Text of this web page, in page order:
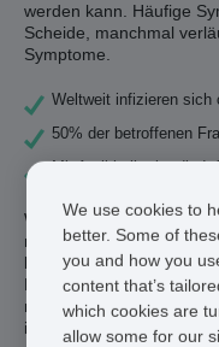
werden kann. Häufige
Scheide, manchmal
Symptome.
Weltweit infizieren sich
50% der betroffenen
Mit Antibiotika ist die
Wenn Sie positiv auf
nicht die Injektion der
können Sie Ihre Tripper/
Nach der Auswahl des
medizinischen
innerhalb eines
We use cookies to
better. Some of
you and how you
content that’s
which cookies are
allow some for our